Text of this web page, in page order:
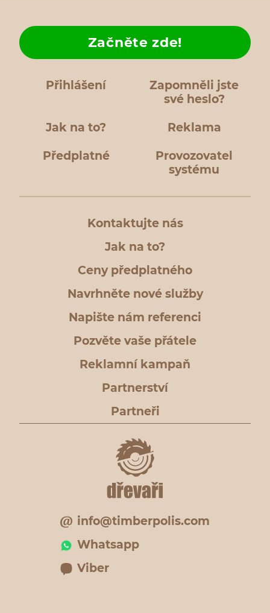
Přihlášení
Zapomněli jste
své heslo?
Jak na to?
Začněte zde!
Reklama
Předplatné
Provozovatel
systému
Kontaktujte nás
Jak na to?
Ceny předplatného
Navrhněte nové služby
Napište nám referenci
Pozvěte vaše přátele
Reklamní kampaň
Partnerství
Partneři
info@timberpolis.com
Whatsapp
Viber